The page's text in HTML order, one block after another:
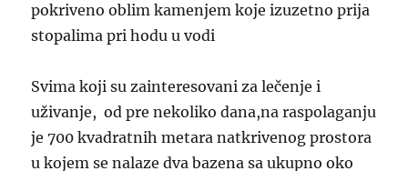
pokriveno oblim kamenjem koje izuzetno prija
stopalima pri hodu u vodi
Svima koji su zainteresovani za lečenje i
uživanje, od pre nekoliko dana,na raspolaganju
je 700 kvadratnih metara natkrivenog prostora
u kojem se nalaze dva bazena sa ukupno oko